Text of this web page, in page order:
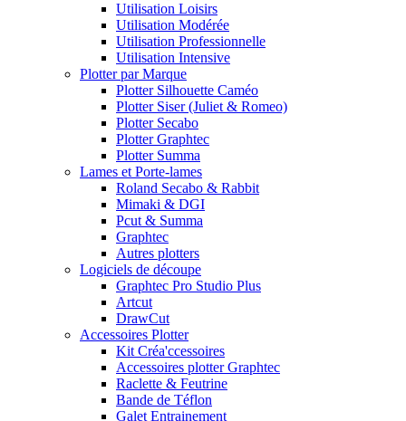
Utilisation Loisirs
Utilisation Modérée
Utilisation Professionnelle
Utilisation Intensive
Plotter par Marque
Plotter Silhouette Caméo
Plotter Siser (Juliet & Romeo)
Plotter Secabo
Plotter Graphtec
Plotter Summa
Lames et Porte-lames
Roland Secabo & Rabbit
Mimaki & DGI
Pcut & Summa
Graphtec
Autres plotters
Logiciels de découpe
Graphtec Pro Studio Plus
Artcut
DrawCut
Accessoires Plotter
Kit Créa'ccessoires
Accessoires plotter Graphtec
Raclette & Feutrine
Bande de Téflon
Galet Entrainement